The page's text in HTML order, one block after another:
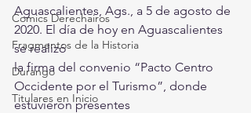
Comics Derechairos
Fragmentos de la Historia
Durango
Titulares en Inicio
Aguascalientes, Ags., a 5 de agosto de
2020. El día de hoy en Aguascalientes
se realizó
la firma del convenio “Pacto Centro
Occidente por el Turismo”, donde
estuvieron presentes